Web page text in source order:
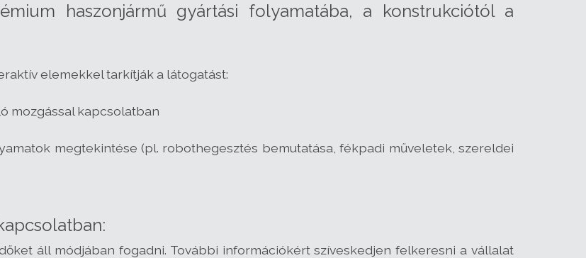
haszonjármű gyártási folyamatába, a konstrukciótól a
elemekkel tarkítják a látogatást:
mozgással kapcsolatban
megtekintése (pl. robothegesztés bemutatása, fékpadi műveletek, szereldei
áll módjában fogadni. További információkért szíveskedjen felkeresni a vállalat